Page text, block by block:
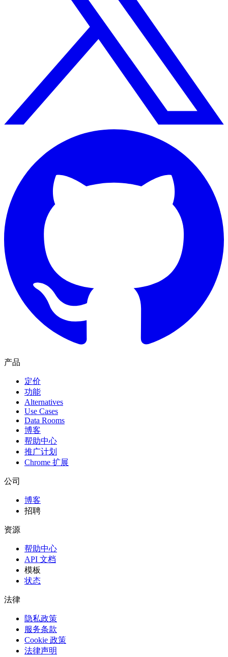
产品
定价
功能
Alternatives
Use Cases
Data Rooms
博客
帮助中心
推广计划
Chrome 扩展
公司
博客
招聘
资源
帮助中心
API 文档
模板
状态
法律
隐私政策
服务条款
Cookie 政策
法律声明